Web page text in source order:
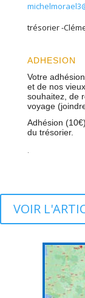
trésorier -
ADHESION
Votre
et de nos
souhaitez, de
voyage
Adhésion
du trésorier.
.
VOIR